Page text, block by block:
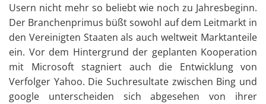
Usern nicht mehr so beliebt wie noch zu Jahresbeginn.
Der Branchenprimus büßt sowohl auf dem Leitmarkt in
den Vereinigten Staaten als auch weltweit Marktanteile
ein. Vor dem Hintergrund der geplanten Kooperation
mit Microsoft stagniert auch die Entwicklung von
Verfolger Yahoo. Die Suchresultate zwischen Bing und
google unterscheiden sich abgesehen von ihrer